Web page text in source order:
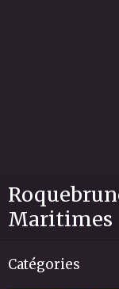
Maritimes
Catégories